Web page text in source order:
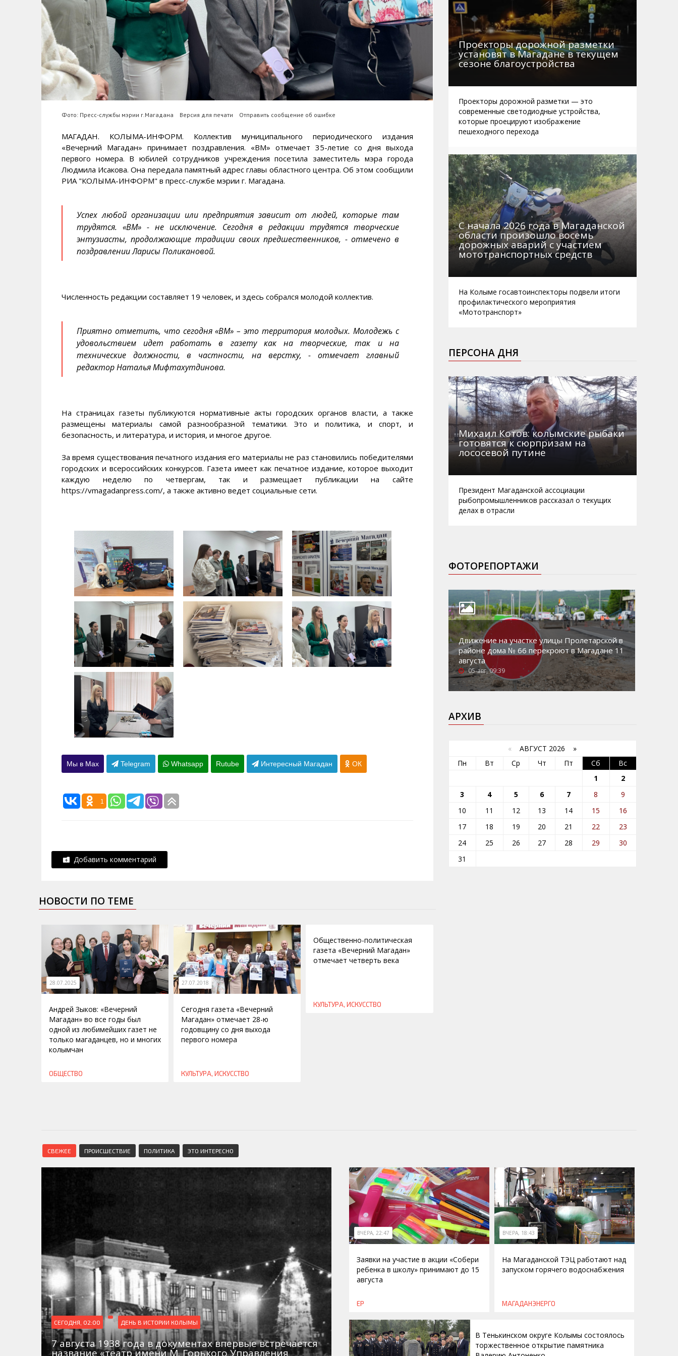
Фото: Пресс-службы мэрии г.Магадана Версия для печати Отправить сообщение об ошибке
МАГАДАН. КОЛЫМА-ИНФОРМ. Коллектив муниципального периодического издания
«Вечерний Магадан» принимает поздравления. «ВМ» отмечает 35-летие со дня выхода
первого номера. В юбилей сотрудников учреждения посетила заместитель мэра города
Людмила Исакова. Она передала памятный адрес главы областного центра. Об этом сообщили
РИА "КОЛЫМА-ИНФОРМ" в пресс-службе мэрии г. Магадана.
Успех любой организации или предприятия зависит от людей, которые там
трудятся. «ВМ» - не исключение. Сегодня в редакции трудятся творческие
энтузиасты, продолжающие традиции своих предшественников, - отмечено в
поздравлении Ларисы Поликановой.
Численность редакции составляет 19 человек, и здесь собрался молодой коллектив.
Приятно отметить, что сегодня «ВМ» – это территория молодых. Молодежь с
удовольствием идет работать в газету как на творческие, так и на
технические должности, в частности, на верстку, - отмечает главный
редактор Наталья Мифтахутдинова.
На страницах газеты публикуются нормативные акты городских органов власти, а также
размещены материалы самой разнообразной тематики. Это и политика, и спорт, и
безопасность, и литература, и история, и многое другое.
За время существования печатного издания его материалы не раз становились победителями
городских и всероссийских конкурсов. Газета имеет как печатное издание, которое выходит
каждую неделю по четвергам, так и размещает публикации на сайте
https://vmagadanpress.com/, а также активно ведет социальные сети.
Мы в Max Telegram Whatsapp Rutube Интересный Магадан ОК
1
Добавить комментарий
НОВОСТИ ПО ТЕМЕ
28.07.2025
Андрей Зыков: «Вечерний
Магадан» во все годы был
одной из любимейших газет не
только магаданцев, но и многих
колымчан
ОБЩЕСТВО
27.07.2018
Сегодня газета «Вечерний
Магадан» отмечает 28-ю
годовщину со дня выхода
первого номера
КУЛЬТУРА, ИСКУССТВО
Общественно-политическая
газета «Вечерний Магадан»
отмечает четверть века
КУЛЬТУРА, ИСКУССТВО
Проекторы дорожной разметки
установят в Магадане в текущем
сезоне благоустройства
Проекторы дорожной разметки — это
современные светодиодные устройства,
которые проецируют изображение
пешеходного перехода
С начала 2026 года в Магаданской
области произошло восемь
дорожных аварий с участием
мототранспортных средств
На Колыме госавтоинспекторы подвели итоги
профилактического мероприятия
«Мототранспорт»
ПЕРСОНА ДНЯ
Михаил Котов: колымские рыбаки
готовятся к сюрпризам на
лососевой путине
Президент Магаданской ассоциации
рыбопромышленников рассказал о текущих
делах в отрасли
ФОТОРЕПОРТАЖИ
Движение на участке улицы Пролетарской в
районе дома № 66 перекроют в Магадане 11
августа
05-авг, 09:39
АРХИВ
« АВГУСТ 2026 »
Пн
Вт Ср Чт Пт Сб
Вс
1
2
3
4 5 6 7 8
9
10
11 12 13 14 15
16
17
18 19 20 21 22
23
24
25 26 27 28 29
30
31
СВЕЖЕЕ ПРОИСШЕСТВИЕ ПОЛИТИКА ЭТО ИНТЕРЕСНО
СЕГОДНЯ, 02:00 ДЕНЬ В ИСТОРИИ КОЛЫМЫ
7 августа 1938 года в документах впервые встречается
название «театр имени М. Горького Управления
ВЧЕРА, 22:47
Заявки на участие в акции «Собери
ребенка в школу» принимают до 15
августа
ЕР
ВЧЕРА, 18:43
На Магаданской ТЭЦ работают над
запуском горячего водоснабжения
МАГАДАНЭНЕРГО
В Тенькинском округе Колымы состоялось
торжественное открытие памятника